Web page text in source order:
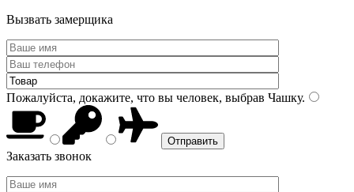
Вызвать замерщика
Пожалуйста, докажите, что вы человек, выбрав Чашку.
Заказать звонок